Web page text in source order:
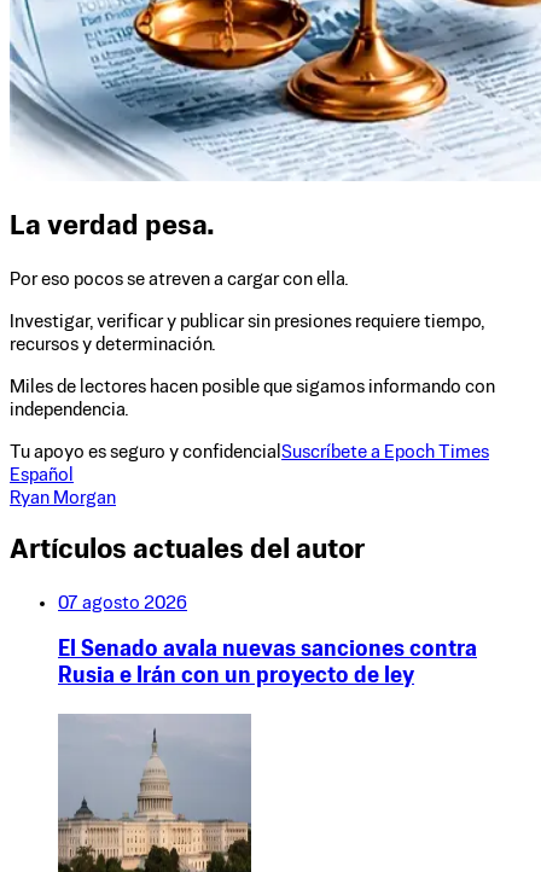
La verdad pesa.
Por eso pocos se atreven a cargar con ella.
Investigar, verificar y publicar sin presiones requiere tiempo,
recursos y determinación.
Miles de lectores hacen posible que sigamos informando con
independencia.
Tu apoyo es seguro y confidencial Suscríbete a Epoch Times
Español
Ryan Morgan
Artículos actuales del autor
07 agosto 2026
El Senado avala nuevas sanciones contra
Rusia e Irán con un proyecto de ley